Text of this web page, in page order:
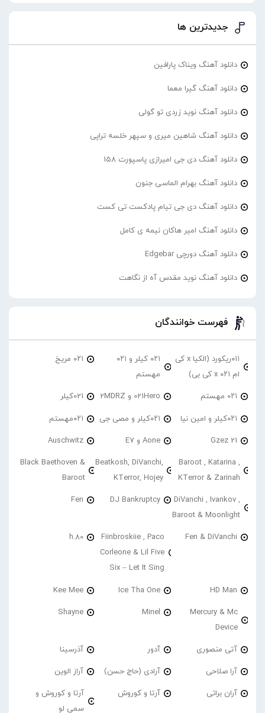
جدیدترین ها
دانلود آهنگ ویناک پارافین
دانلود آهنگ گیرا معما
دانلود آهنگ نوید زردی تو گولی
دانلود آهنگ شاهین میری و سپهر خلسه تراپی
دانلود آهنگ دی جی امیرازی پاسپورت 158
دانلود آهنگ بهرام الماسی جنون
دانلود آهنگ دی جی تیام پادکست تی کست
دانلود آهنگ امیر هاکان نیمه ی کامل
دانلود آهنگ دورچی Edgebar
دانلود آهنگ نوید مقدس آه از نگاهت
فهرست خوانندگان
۰۱۱ریکورد (الکیا x کی
ام ۰۲۱ x کی بی)
۰۲۱ کیلر و ۰۲۱
مهستم
۰۲۱ مریخ
۰۲۱ مهستم 021Hero و 2MDRZ 021کیلر
۰۲۱کیلر و امین نیا ۰۲۱کیلر و مصی جی ۰۲۱مهستم
21 Gzez Aone و E7 Auschwitz
Baroot , Katarina ,
KTerror & Zarinah
Beatkosh, DiVanchi,
KTerror, Hojey
Black Baethoven &
Baroot
DiVanchi , Ivankov ,
Baroot & Moonlight
DJ Bankruptcy
Fen
Fen & DiVanchi
Fiinbroskiie , Paco
Corleone & Lil Five
Six – Let It Sing
h.80
HD Man
Ice Tha One
Kee Mee
Mercury & Mc
Device
Minel
Shayne
آتی منصوری آدور آذرسینا
آرا صلاحی آرادی (حاج حسن) آراز الوین
آران براتی آرتا و کوروش
آرتا و کوروش و
سمی لو